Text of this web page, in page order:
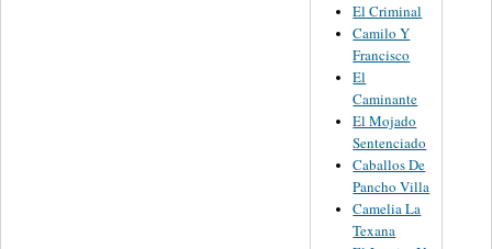
El Criminal
Camilo Y
Francisco
El
Caminante
El Mojado
Sentenciado
Caballos De
Pancho Villa
Camelia La
Texana